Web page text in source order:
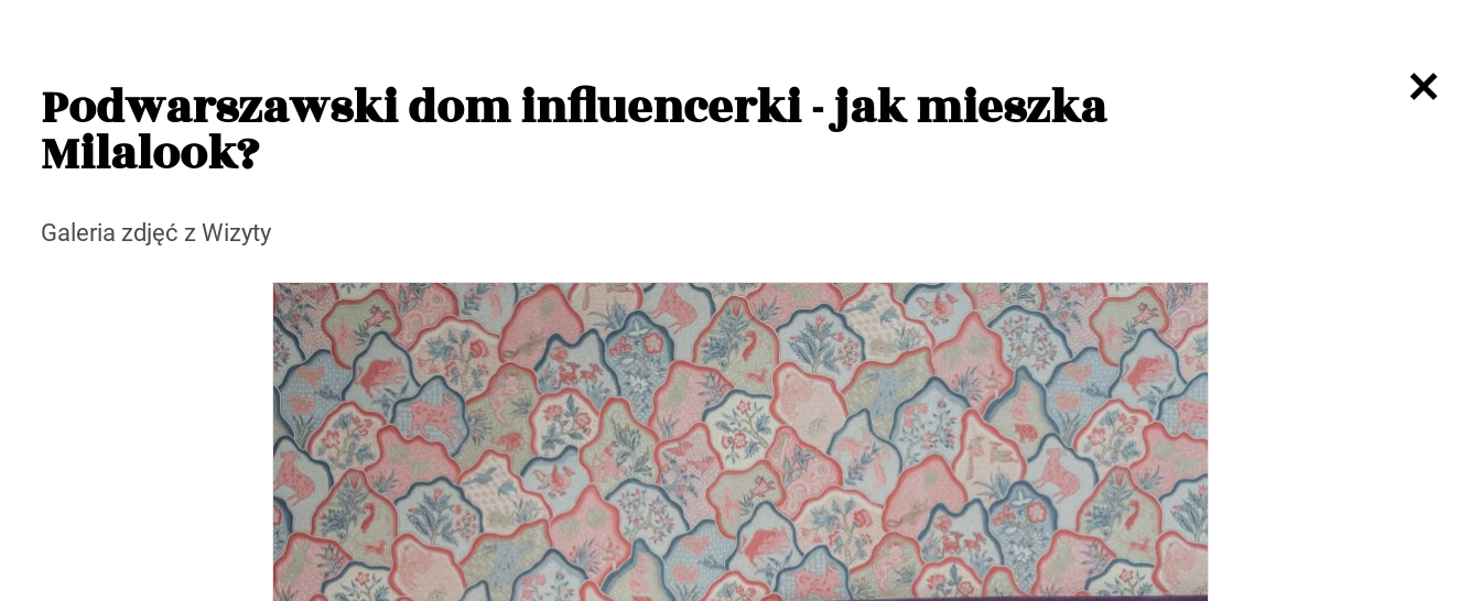
Podwarszawski dom influencerki - jak mieszka
Milalook?
Galeria zdjęć z Wizyty